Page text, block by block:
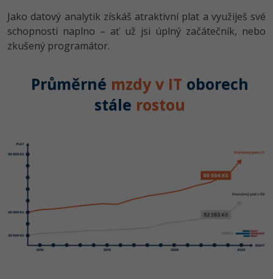
Jako datový analytik získáš atraktivní plat a využiješ své
schopnosti naplno – ať už jsi úplný začátečník, nebo
zkušený programátor.
Průměrné mzdy v IT oborech
stále rostou